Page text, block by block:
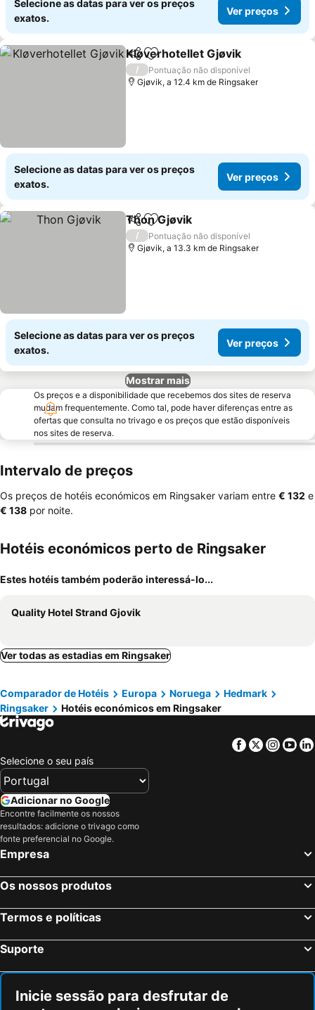
Selecione as datas para ver os preços
exatos.
Ver preços
PartilharAdicionar aos favoritos
Kløverhotellet Gjøvik
/
Pontuação não disponível
Gjøvik, a 12.4 km de Ringsaker
Selecione as datas para ver os preços
exatos.
Ver preços
PartilharAdicionar aos favoritos
Thon Gjøvik
/
Pontuação não disponível
Gjøvik, a 13.3 km de Ringsaker
Selecione as datas para ver os preços
exatos.
Ver preços
Mostrar mais
Os preços e a disponibilidade que recebemos dos sites de reserva
mudam frequentemente. Como tal, pode haver diferenças entre as
ofertas que consulta no trivago e os preços que estão disponíveis
nos sites de reserva.
Intervalo de preços
Os preços de hotéis económicos em Ringsaker variam entre ‎€ 132 e
‎€ 138 por noite.
Hotéis económicos perto de Ringsaker
Estes hotéis também poderão interessá-lo...
Quality Hotel Strand Gjovik
Ver todas as estadias em Ringsaker
Comparador de Hotéis Europa Noruega
Hedmark
Ringsaker
Hotéis económicos em Ringsaker
Facebook
Twitter
Selecione o seu país
Adicionar no Google
Encontre facilmente os nossos
resultados: adicione o trivago como
fonte preferencial no Google.
Empresa
Os nossos produtos
Termos e políticas
Suporte
Inicie sessão para desfrutar de